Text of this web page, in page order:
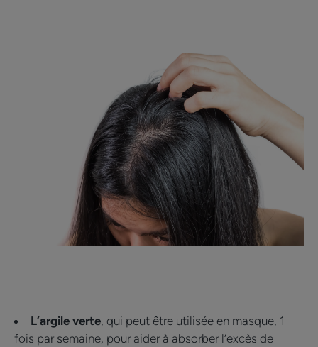
L’argile verte, qui peut être utilisée en masque, 1
fois par semaine, pour aider à absorber l’excès de